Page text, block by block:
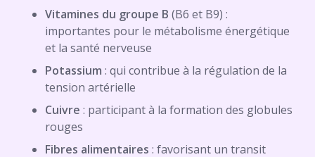
Vitamines du groupe B (B6 et B9) :
importantes pour le métabolisme énergétique
et la santé nerveuse
Potassium : qui contribue à la régulation de la
tension artérielle
Cuivre : participant à la formation des globules
rouges
Fibres alimentaires : favorisant un transit